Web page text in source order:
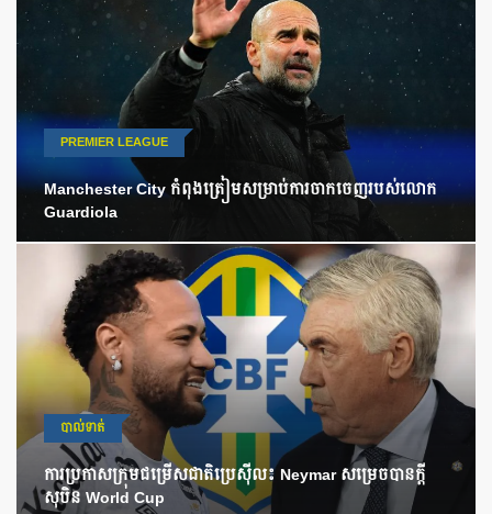
PREMIER LEAGUE
Manchester City កំពុងត្រៀមសម្រាប់ការចាកចេញរបស់លោក
Guardiola
បាល់ទាត់
ការប្រកាសក្រុមជម្រើសជាតិប្រេស៊ីល៖ Neymar សម្រេចបានក្តី
សុបិន World Cup